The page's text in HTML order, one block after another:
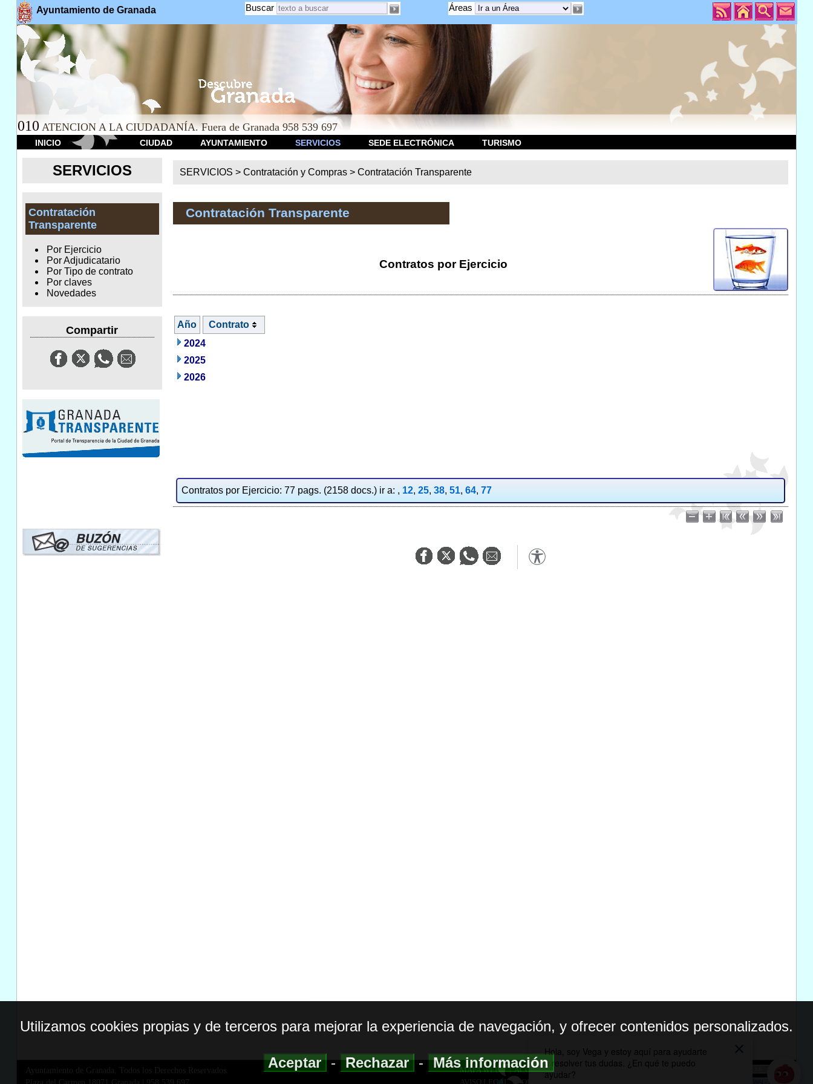
Ayuntamiento de Granada Áreas
Buscar
010 ATENCION A LA CIUDADANÍA. Fuera de Granada 958 539 697
INICIO CIUDAD AYUNTAMIENTO SERVICIOS SEDE ELECTRÓNICA TURISMO
SERVICIOS
Contratación
Transparente
Por Ejercicio
Por Adjudicatario
Por Tipo de contrato
Por claves
Novedades
Compartir
SERVICIOS >Contratación y Compras >Contratación Transparente
Contratación Transparente
Contratos por Ejercicio
Año
Contrato
2024
2025
2026
Contratos por Ejercicio: 77 pags. (2158 docs.) ir a: , 12, 25, 38, 51, 64, 77
Ayuntamiento de Granada. Todos los Derechos Reservados.
MAPA WEB|ACCESIBILIDAD
AVISO LEGAL| POLITICA DE PRIVACIDAD
Utilizamos cookies propias y de terceros para mejorar la experiencia de navegación, y ofrecer contenidos personalizados.
Aceptar-Rechazar-Más información